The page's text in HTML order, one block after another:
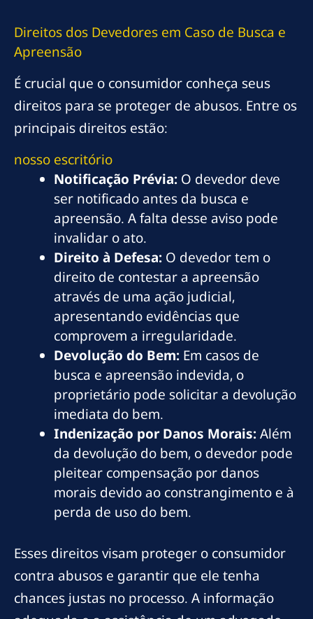
Direitos dos Devedores em Caso de Busca e
Apreensão
É crucial que o consumidor conheça seus
direitos para se proteger de abusos. Entre os
principais direitos estão:
nosso escritório
Notificação Prévia: O devedor deve
ser notificado antes da busca e
apreensão. A falta desse aviso pode
invalidar o ato.
Direito à Defesa: O devedor tem o
direito de contestar a apreensão
através de uma ação judicial,
apresentando evidências que
comprovem a irregularidade.
Devolução do Bem: Em casos de
busca e apreensão indevida, o
proprietário pode solicitar a devolução
imediata do bem.
Indenização por Danos Morais:Além
da devolução do bem, o devedor pode
pleitear compensação por danos
morais devido ao constrangimento e à
perda de uso do bem.
Esses direitos visam proteger o consumidor
contra abusos e garantir que ele tenha
chances justas no processo. A informação